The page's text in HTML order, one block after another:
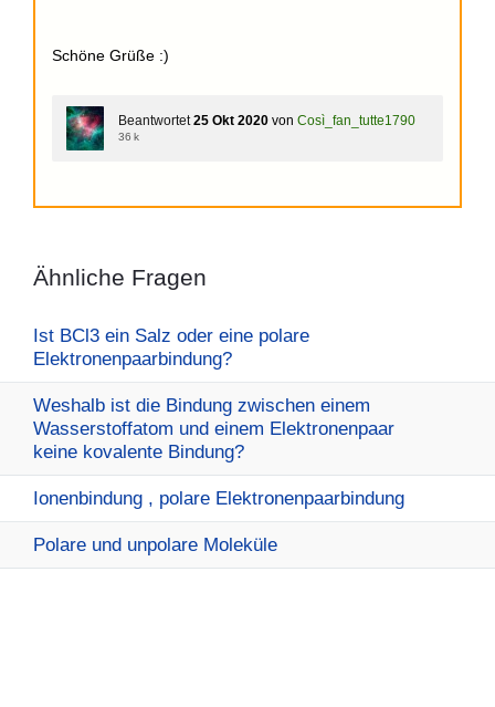
Schöne Grüße :)
Beantwortet 25 Okt 2020 von Così_fan_tutte1790
36 k
Ähnliche Fragen
Ist BCl3 ein Salz oder eine polare
Elektronenpaarbindung?
Weshalb ist die Bindung zwischen einem
Wasserstoffatom und einem Elektronenpaar
keine kovalente Bindung?
Ionenbindung , polare Elektronenpaarbindung
Polare und unpolare Moleküle